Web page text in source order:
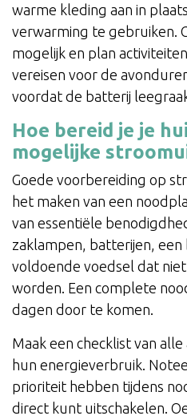
warme kleding aan in
verwarming te gebruiken.
mogelijk en plan
vereisen voor de
voordat de batterij
Hoe bereid je je
mogelijke
Goede voorbereiding op
het maken van een
van essentiële
zaklampen, batterijen,
voldoende voedsel dat
worden. Een complete
dagen door te komen.
Maak een checklist van
hun energieverbruik.
prioriteit hebben tijdens
direct kunt uitschakelen.